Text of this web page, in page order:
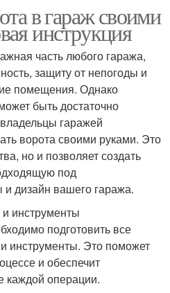
в гараж своими
инструкция
часть любого гаража,
защиту от непогоды и
помещения. Однако
быть достаточно
гаражей
ворота своими руками. Это
но и позволяет создать
под
дизайн вашего гаража.
инструменты
подготовить все
инструменты. Это поможет
и обеспечит
каждой операции.